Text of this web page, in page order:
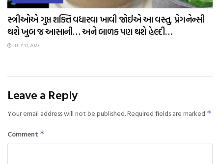
સ્ત્રીઓએ ગુપ્ત શક્તિ વધારવા ખાવી જોઈએ આ વસ્તુ, પ્રેગનેન્સી
થશે ખુબ જ આસાની… અને બાળક પણ થશે હેલ્દી…
JULY 11, 2023
Leave a Reply
Your email address will not be published.Required fields are marked *
Comment *